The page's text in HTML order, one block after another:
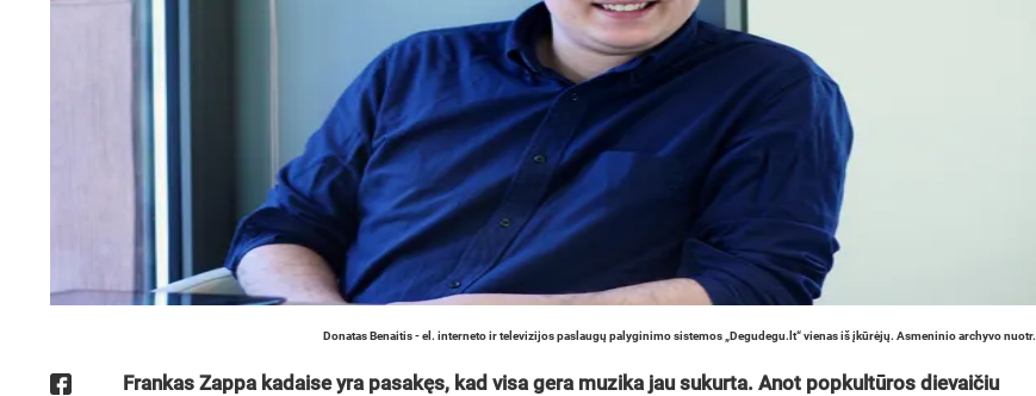
Donatas Benaitis - el. interneto ir televizijos paslaugų palyginimo sistemos „Degudegu.lt“ vienas iš įkūrėjų. Asmeninio archyvo nuotr.
Frankas Zappa kadaise yra pasakęs, kad visa gera muzika jau sukurta. Anot popkultūros dievaičiu